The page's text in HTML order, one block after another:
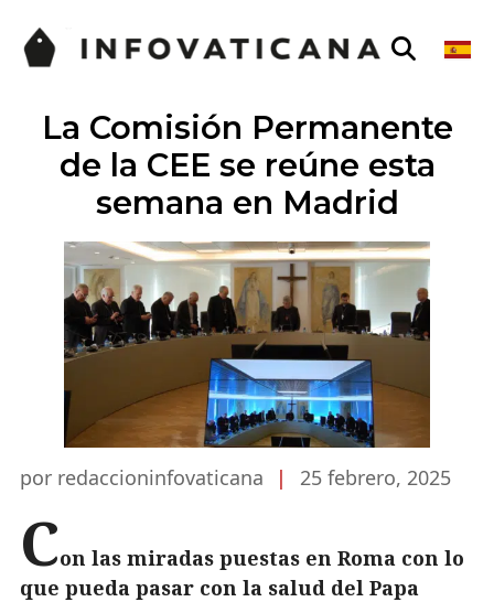
La Comisión Permanente
de la CEE se reúne esta
semana en Madrid
por redaccioninfovaticana | 25 febrero, 2025
Con las miradas puestas en Roma con lo
que pueda pasar con la salud del Papa